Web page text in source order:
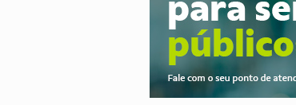
ACABOU COM PEUGEOT:
Ladrão é filmado
BOLSAS DE PESQUISA: